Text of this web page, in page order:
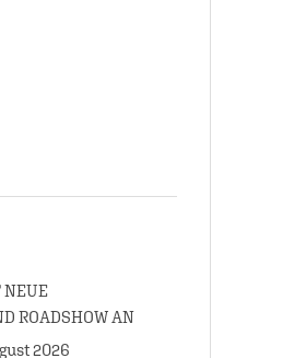
NEUE
ROADSHOW AN
2026